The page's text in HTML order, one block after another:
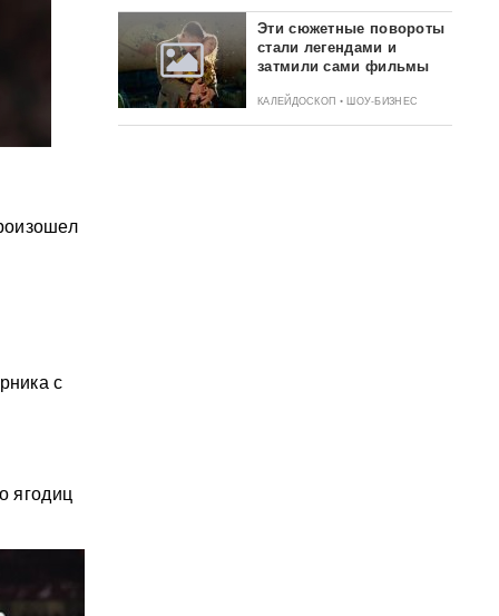
с
ягодиц
Эти сюжетные повороты
стали легендами и
затмили сами фильмы
КАЛЕЙДОСКОП • ШОУ-БИЗНЕС